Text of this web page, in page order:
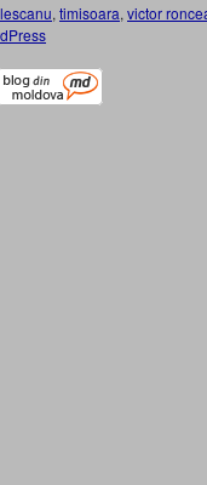
, timisoara, victor